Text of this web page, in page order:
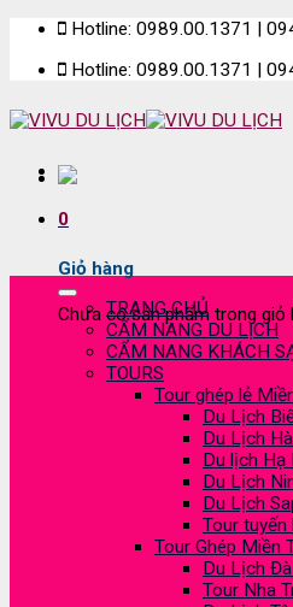
Skip
content
Hotline: 0989.00.1371 |
Hotline: 0989.00.1371 |
0
Giỏ hàng
Chưa có sản phẩm trong giỏ
TRANG CHỦ
CẨM NANG DU LỊCH
CẨM NANG KHÁCH
TOURS
Tour ghép lẻ
Du Lịch
Du Lịch
Du lịch Hạ
Du Lịch
Du Lịch
Tour tuyến
Tour Ghép Miền
Du Lịch
Tour Nha